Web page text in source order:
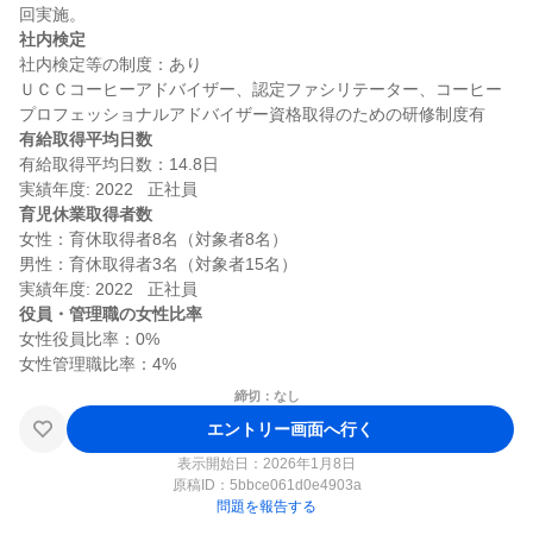
社内検定
社内検定等の制度：あり
ＵＣＣコーヒーアドバイザー、認定ファシリテーター、コーヒー
有給取得平均日数
有給取得平均日数：14.8日
育児休業取得者数
女性：育休取得者8名（対象者8名）
男性：育休取得者3名（対象者15名）
役員・管理職の女性比率
女性役員比率：0%
締切：なし
エントリー画面へ行く
表示開始日：2026年1月8日
原稿ID： 5bbce061d0e4903a
問題を報告する